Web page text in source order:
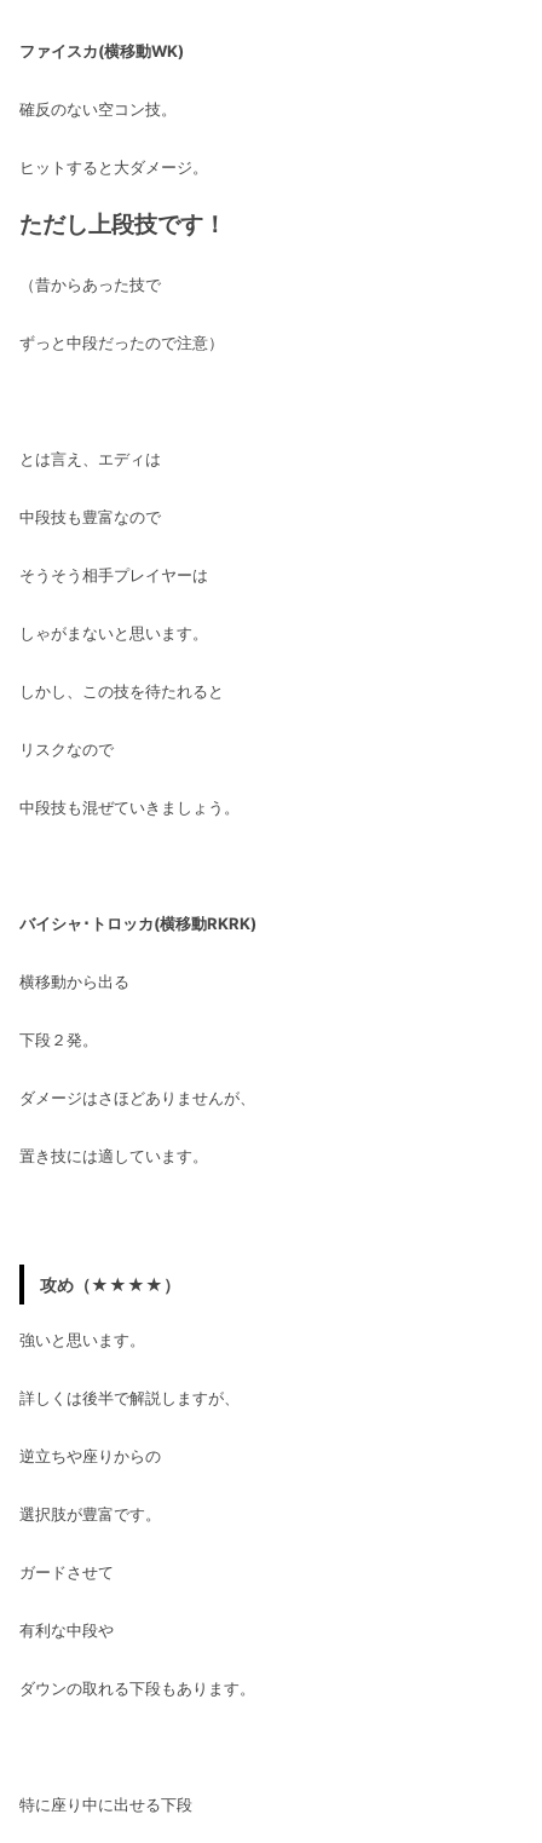
ファイスカ(横移動WK)
確反のない空コン技。
ヒットすると大ダメージ。
ただし上段技です！
（昔からあった技で
ずっと中段だったので注意）
とは言え、エディは
中段技も豊富なので
そうそう相手プレイヤーは
しゃがまないと思います。
しかし、この技を待たれると
リスクなので
中段技も混ぜていきましょう。
バイシャ･トロッカ(横移動RKRK)
横移動から出る
下段２発。
ダメージはさほどありませんが、
置き技には適しています。
攻め（★★★★）
強いと思います。
詳しくは後半で解説しますが、
逆立ちや座りからの
選択肢が豊富です。
ガードさせて
有利な中段や
ダウンの取れる下段もあります。
特に座り中に出せる下段